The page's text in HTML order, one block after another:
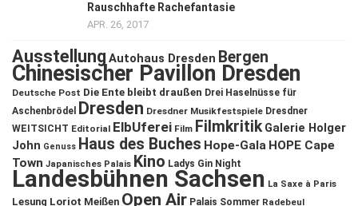
Rauschhafte Rachefantasie
APR. 26, 2017
Ausstellung Autohaus Dresden Bergen
Chinesischer Pavillon Dresden
Deutsche Post Die Ente bleibt draußen Drei Haselnüsse für
Aschenbrödel
Dresden Dresdner Musikfestspiele Dresdner
WEITSICHT Editorial ElbUferei Film Filmkritik Galerie Holger
John Genuss Haus des Buches Hope-Gala HOPE Cape
Town Japanisches Palais Kino Ladys Gin Night
Landesbühnen Sachsen La Saxe à Paris
Lesung Loriot Meißen Open Air Palais Sommer Radebeul